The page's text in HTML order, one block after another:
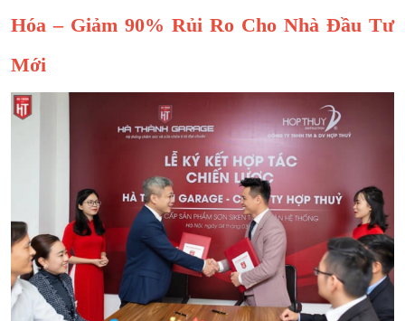
Hóa – Giảm 90% Rủi Ro Cho Nhà Đầu Tư
Mới